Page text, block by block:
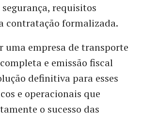
requisitos
contratação formalizada.
uma empresa de transporte
e emissão fiscal
definitiva para esses
e operacionais que
o sucesso das